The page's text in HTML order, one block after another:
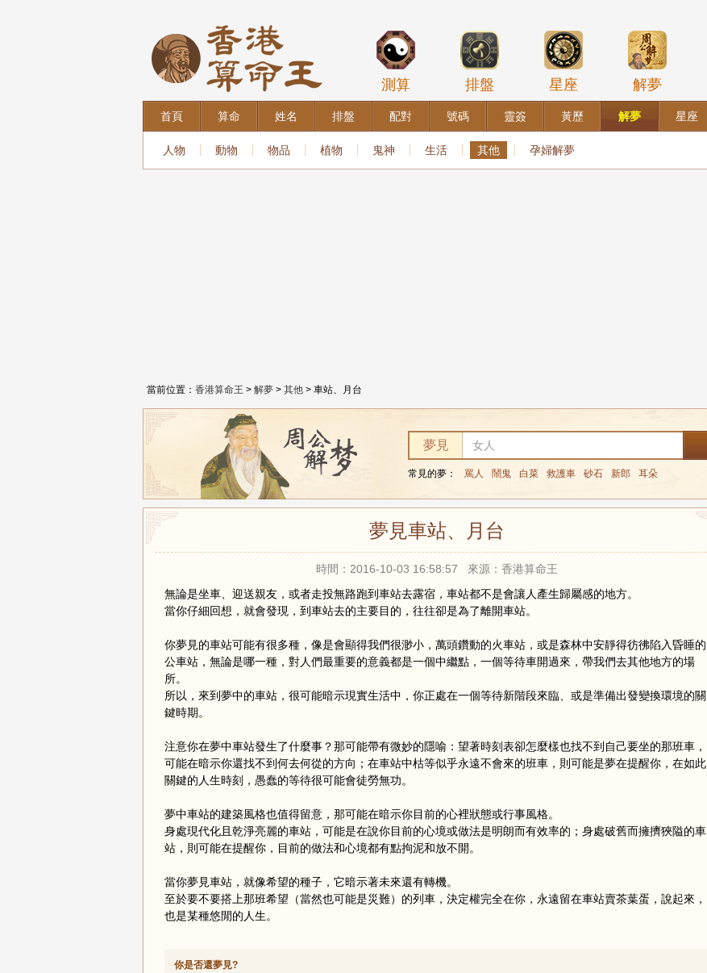
測算 排盤 星座 解夢
首頁 算命 姓名 排盤 配對 號碼 靈簽 黃歷 解夢 星座
人物 動物 物品 植物 鬼神 生活 其他 孕婦解夢
當前位置： 香港算命王 > 解夢 > 其他 > 車站、月台
夢見
常見的夢： 罵人 鬧鬼 白菜 救護車 砂石 新郎 耳朵
夢見車站、月台
時間：2016-10-03 16:58:57 來源：香港算命王
無論是坐車、迎送親友，或者走投無路跑到車站去露宿，車站都不是會讓人產生歸屬感的地方。
當你仔細回想，就會發現，到車站去的主要目的，往往卻是為了離開車站。
你夢見的車站可能有很多種，像是會顯得我們很渺小，萬頭鑽動的火車站，或是森林中安靜得彷彿陷入昏睡的
公車站，無論是哪一種，對人們最重要的意義都是一個中繼點，一個等待車開過來，帶我們去其他地方的場
所。
所以，來到夢中的車站，很可能暗示現實生活中，你正處在一個等待新階段來臨、或是準備出發變換環境的關
鍵時期。
注意你在夢中車站發生了什麼事？那可能帶有微妙的隱喻：望著時刻表卻怎麼樣也找不到自己要坐的那班車，
可能在暗示你還找不到何去何從的方向；在車站中枯等似乎永遠不會來的班車，則可能是夢在提醒你，在如此
關鍵的人生時刻，愚蠢的等待很可能會徒勞無功。
夢中車站的建築風格也值得留意，那可能在暗示你目前的心裡狀態或行事風格。
身處現代化且乾淨亮麗的車站，可能是在說你目前的心境或做法是明朗而有效率的；身處破舊而擁擠狹隘的車
站，則可能在提醒你，目前的做法和心境都有點拘泥和放不開。
當你夢見車站，就像希望的種子，它暗示著未來還有轉機。
至於要不要搭上那班希望（當然也可能是災難）的列車，決定權完全在你，永遠留在車站賣茶葉蛋，說起來，
也是某種悠閒的人生。
你是否還夢見?